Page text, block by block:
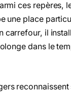
ces repères,
une place
carrefour, il
dans le